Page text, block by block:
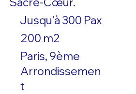
Jusqu'à 300 Pax
200 m2
Paris, 9ème
Arrondissemen
t